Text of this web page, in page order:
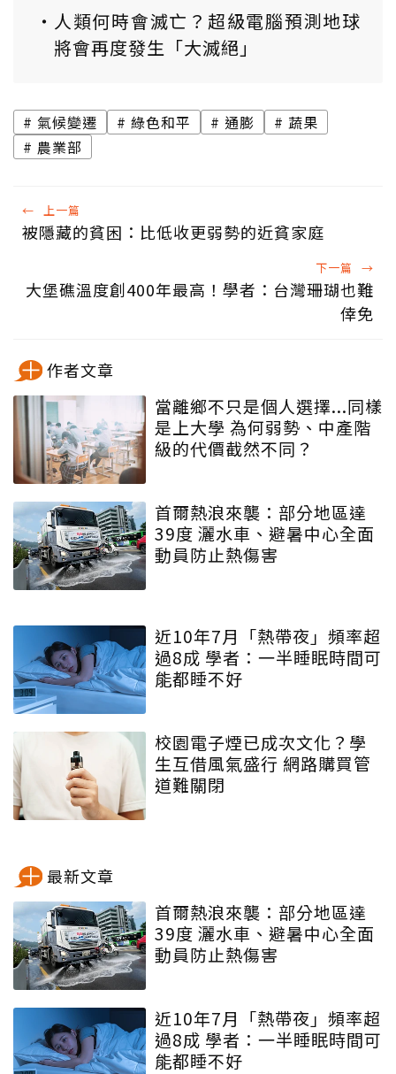
人類何時會滅亡？超級電腦預測地球
將會再度發生「大滅絕」
氣候變遷 綠色和平 通膨
蔬果
農業部
← 上一篇
被隱藏的貧困：比低收更弱勢的近貧家庭
下一篇 →
大堡礁溫度創400年最高！學者：台灣珊瑚也難
倖免
作者文章
當離鄉不只是個人選擇...同樣
是上大學 為何弱勢、中產階
級的代價截然不同？
首爾熱浪來襲：部分地區達
39度 灑水車、避暑中心全面
動員防止熱傷害
近10年7月「熱帶夜」頻率超
過8成 學者：一半睡眠時間可
能都睡不好
校園電子煙已成次文化？學
生互借風氣盛行 網路購買管
道難關閉
最新文章
首爾熱浪來襲：部分地區達
39度 灑水車、避暑中心全面
動員防止熱傷害
近10年7月「熱帶夜」頻率超
過8成 學者：一半睡眠時間可
能都睡不好